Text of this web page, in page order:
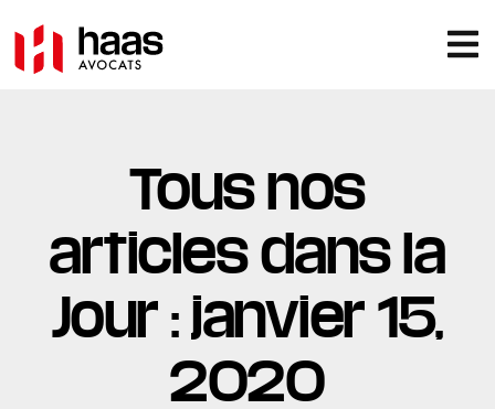
Tous nos
articles dans la
Jour : janvier 15,
2020